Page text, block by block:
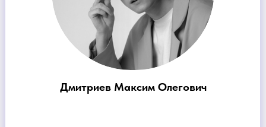
Дмитриев Максим Олегович